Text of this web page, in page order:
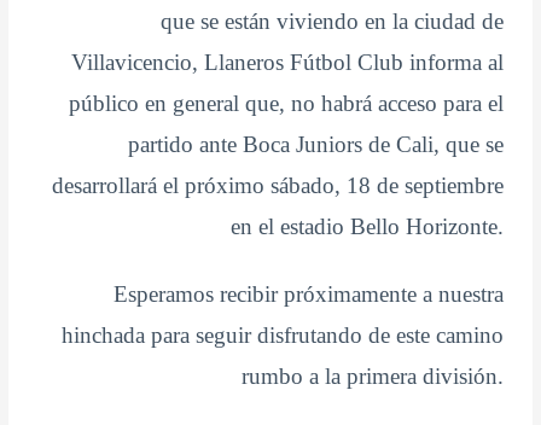
que se están viviendo en la ciudad de
Villavicencio, Llaneros Fútbol Club informa al
público en general que, no habrá acceso para el
partido ante Boca Juniors de Cali, que se
desarrollará el próximo sábado, 18 de septiembre
en el estadio Bello Horizonte.
Esperamos recibir próximamente a nuestra
hinchada para seguir disfrutando de este camino
rumbo a la primera división.